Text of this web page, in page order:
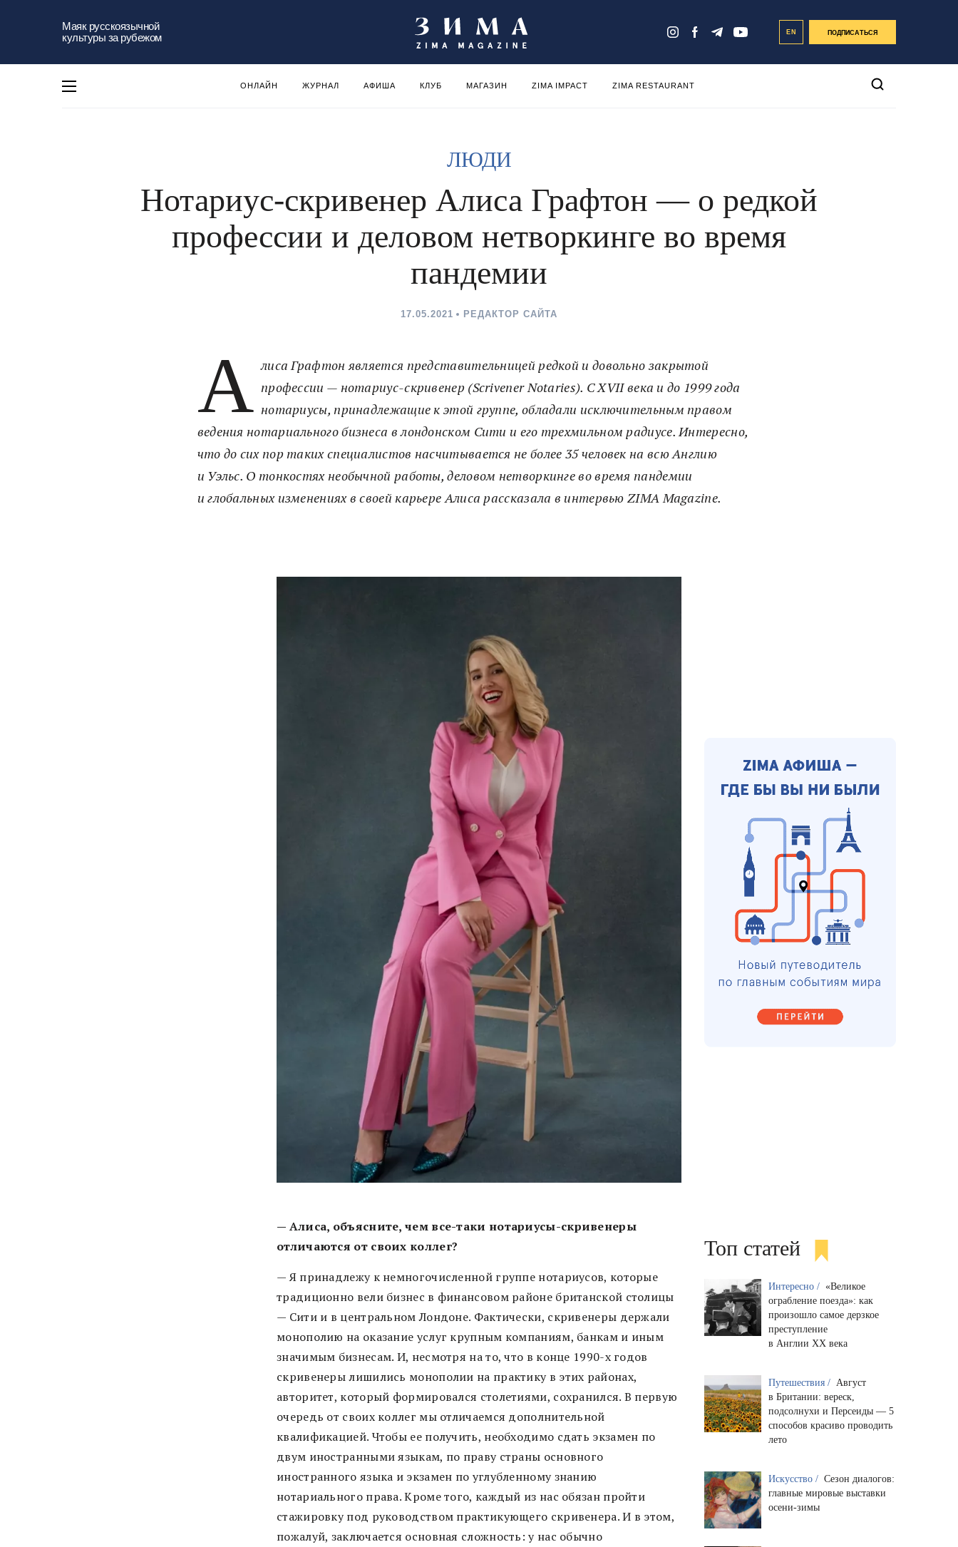
Маяк русскоязычной
культуры за рубежом
EN ПОДПИСАТЬСЯ
ОНЛАЙН ЖУРНАЛ АФИША КЛУБ МАГАЗИН ZIMA IMPACT ZIMA RESTAURANT
ЛЮДИ
Нотариус-скривенер Алиса Графтон — о редкой
профессии и деловом нетворкинге во время
пандемии
17.05.2021 РЕДАКТОР САЙТА
А лиса Графтон является представительницей редкой и довольно закрытой
профессии — нотариус-скривенер (Scrivener Notaries). С XVII века и до 1999 года
нотариусы, принадлежащие к этой группе, обладали исключительным правом
ведения нотариального бизнеса в лондонском Сити и его трехмильном радиусе. Интересно,
что до сих пор таких специалистов насчитывается не более 35 человек на всю Англию
и Уэльс. О тонкостях необычной работы, деловом нетворкинге во время пандемии
и глобальных изменениях в своей карьере Алиса рассказала в интервью ZIMA Magazine.
— Алиса, объясните, чем все-таки нотариусы-cкривенеры
отличаются от своих коллег?
— Я принадлежу к немногочисленной группе нотариусов, которые
традиционно вели бизнес в финансовом районе британской столицы
— Сити и в центральном Лондоне. Фактически, скривенеры держали
монополию на оказание услуг крупным компаниям, банкам и иным
значимым бизнесам. И, несмотря на то, что в конце 1990-х годов
скривенеры лишились монополии на практику в этих районах,
авторитет, который формировался столетиями, сохранился. В первую
очередь от своих коллег мы отличаемся дополнительной
квалификацией. Чтобы ее получить, необходимо сдать экзамен по
двум иностранными языкам, по праву страны основного
иностранного языка и экзамен по углубленному знанию
нотариального права. Кроме того, каждый из нас обязан пройти
стажировку под руководством практикующего скривенера. И в этом,
пожалуй, заключается основная сложность: у нас обычно
Топ статей
Интересно / «Великое
ограбление поезда»: как
произошло самое дерзкое
преступление
в Англии XX века
Путешествия / Август
в Британии: вереск,
подсолнухи и Персеиды — 5
способов красиво проводить
лето
Искусство / Сезон диалогов:
главные мировые выставки
осени-зимы